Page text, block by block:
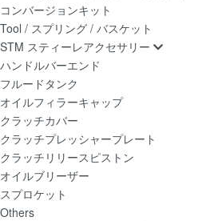
コンバージョンキット
Tool / スプリング / バスケット
STM スティーレアクセサリー
ハンドルバーエンド
フルードタンク
オイルフィラーキャップ
クラッチカバー
クラッチプレッシャープレート
クラッチリリースピストン
オイルブリーザー
スプロケット
Others